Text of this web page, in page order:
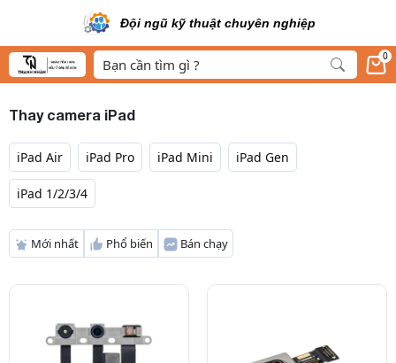
Áp dụng công nghệ hiện
0
Thay camera iPad
iPad Air iPad Pro iPad Mini iPad Gen
iPad 1/2/3/4
Mới nhất Phổ biến Bán chạy